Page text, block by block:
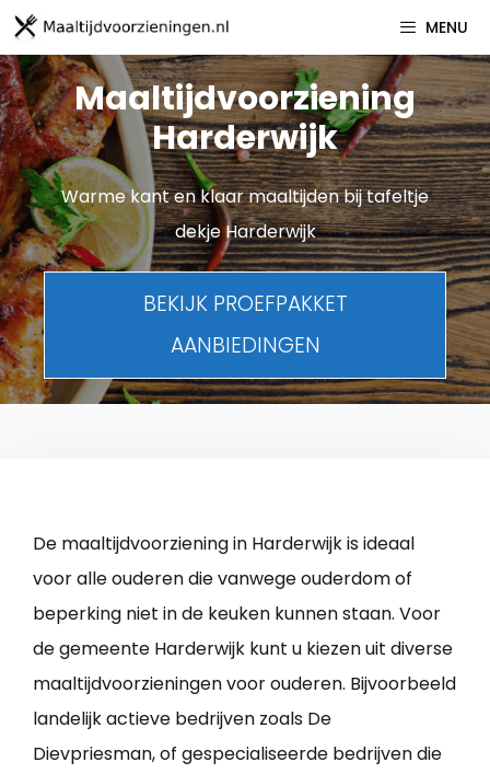
Spring
naar
inhoud
MENU
Maaltijdvoorziening
Harderwijk
Warme kant en klaar maaltijden bij tafeltje
dekje Harderwijk
BEKIJK PROEFPAKKET
AANBIEDINGEN
De maaltijdvoorziening in Harderwijk is ideaal
voor alle ouderen die vanwege ouderdom of
beperking niet in de keuken kunnen staan. Voor
de gemeente Harderwijk kunt u kiezen uit diverse
maaltijdvoorzieningen voor ouderen. Bijvoorbeeld
landelijk actieve bedrijven zoals De
Dievpriesman, of gespecialiseerde bedrijven die